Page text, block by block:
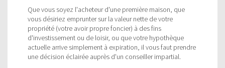
Que vous soyez l'acheteur d'une première maison, que
vous désiriez emprunter sur la valeur nette de votre
propriété (votre avoir propre foncier) à des fins
d'investissement ou de loisir, ou que votre hypothèque
actuelle arrive simplement à expiration, il vous faut prendre
une décision éclairée auprès d'un conseiller impartial.